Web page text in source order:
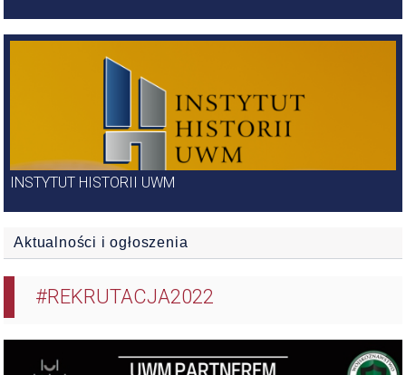
INSTYTUT HISTORII UWM
Aktualności i ogłoszenia
#REKRUTACJA2022